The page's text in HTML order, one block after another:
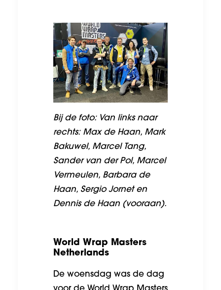
Bij de foto: Van links naar
rechts: Max de Haan, Mark
Bakuwel, Marcel Tang,
Sander van der Pol, Marcel
Vermeulen, Barbara de
Haan, Sergio Jornet en
Dennis de Haan (vooraan).
World Wrap Masters
Netherlands
De woensdag was de dag